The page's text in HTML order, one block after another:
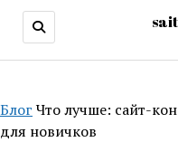
Блог Что лучше: сайт-
для новичков